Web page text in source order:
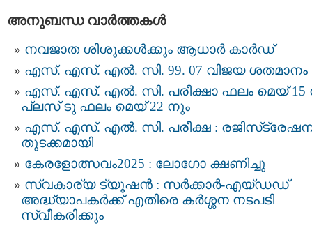
അനുബന്ധ വാര്‍ത്തകള്‍
നവജാത ശിശുക്കള്‍ക്കും ആധാര്‍ കാര്‍ഡ്
എസ്. എസ്. എൽ. സി. 99. 07 വിജയ ശതമാനം
എസ്. എസ്. എല്‍. സി. പരീക്ഷാ ഫലം മെയ് 15
പ്ലസ് ടു ഫലം മെയ് 22 നും
എസ്. എസ്. എല്‍. സി. പരീക്ഷ :
തുടക്കമായി
കേരളോത്സവം2025 : ലോഗോ ക്ഷണിച്ചു
സ്വകാര്യ ട്യൂഷന്‍ : സര്‍ക്കാര്‍-എയ്ഡഡ്
അദ്ധ്യാപകർക്ക് എതിരെ കർശ്ശന നടപടി
സ്വീകരിക്കും